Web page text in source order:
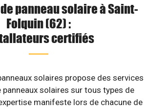
panneau solaire à Saint-
Folquin (62) :
certifiés
solaires propose des services
panneaux solaires sur tous types de
manifeste lors de chacune de